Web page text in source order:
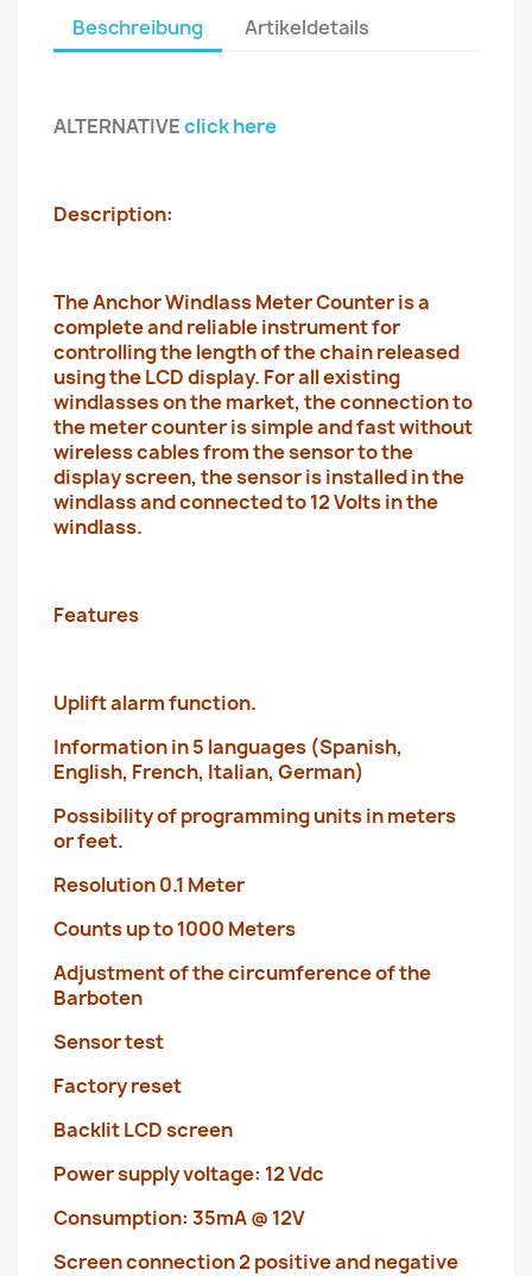
Beschreibung Artikeldetails
ALTERNATIVEclick here
Description:
The Anchor Windlass Meter Counter is a
complete and reliable instrument for
controlling the length of the chain released
using the LCD display. For all existing
windlasses on the market, the connection to
the meter counter is simple and fast without
wireless cables from the sensor to the
display screen, the sensor is installed in the
windlass and connected to 12 Volts in the
windlass.
Features
Uplift alarm function.
Information in 5 languages ​​(Spanish,
English, French, Italian, German)
Possibility of programming units in meters
or feet.
Resolution 0.1 Meter
Counts up to 1000 Meters
Adjustment of the circumference of the
Barboten
Sensor test
Factory reset
Backlit LCD screen
Power supply voltage: 12 Vdc
Consumption: 35mA @ 12V
Screen connection 2 positive and negative